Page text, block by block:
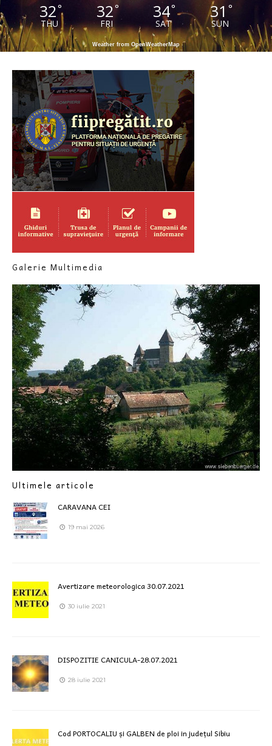
32°
THU
32°
FRI
34°
SAT
31 °
SUN
Weather from OpenWeatherMap
Galerie Multimedia
Ultimele articole
CARAVANA CEI
19 mai 2026
Avertizare meteorologica 30.07.2021
30 iulie 2021
DISPOZITIE CANICULA-28.07.2021
28 iulie 2021
Cod PORTOCALIU și GALBEN de ploi in județul Sibiu